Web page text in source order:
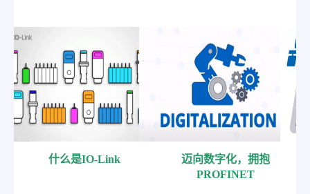
什么是IO-Link
迈向数字化，拥抱
PROFINET